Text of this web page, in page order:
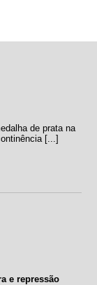
de prata na
[...]
e repressão